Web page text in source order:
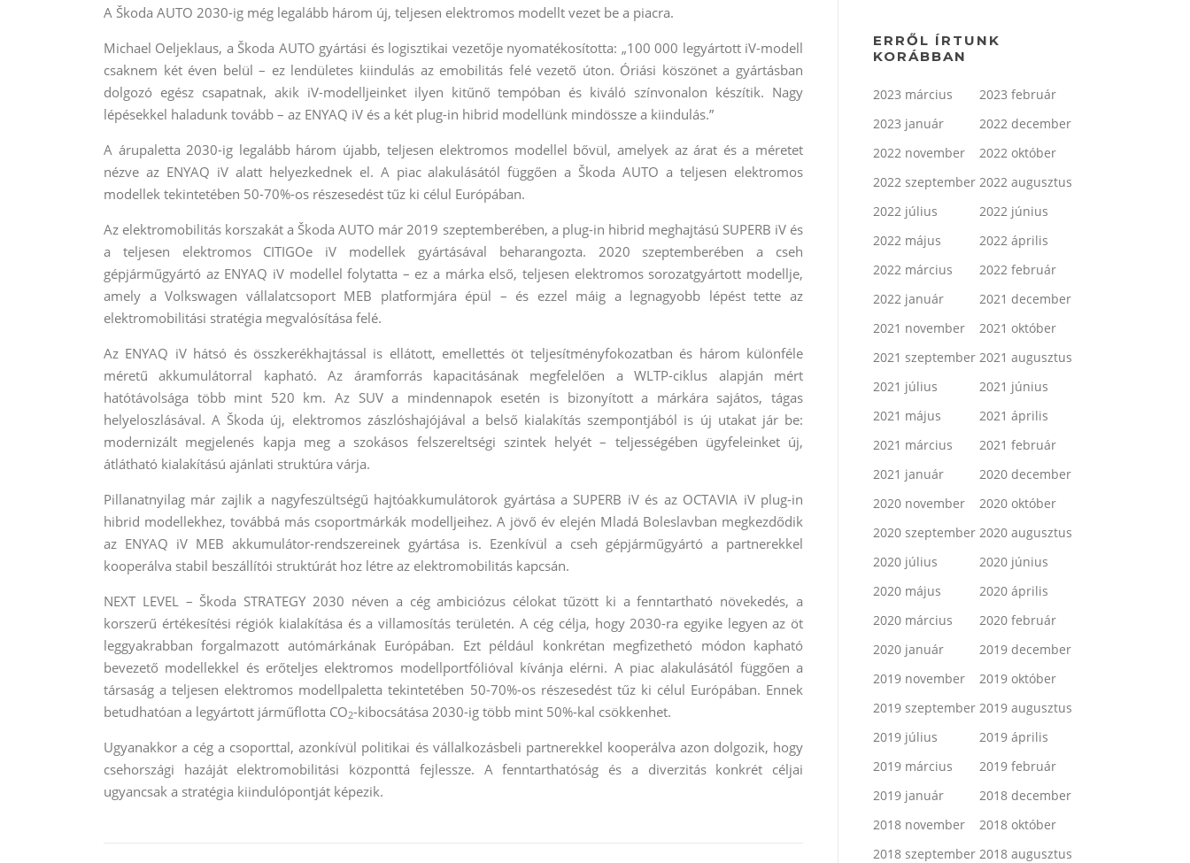
A Škoda AUTO 2030-ig még legalább három új, teljesen elektromos modellt vezet be a piacra.
Michael Oeljeklaus, a Škoda AUTO gyártási és logisztikai vezetője nyomatékosította: „100 000 legyártott iV-modell
csaknem két éven belül – ez lendületes kiindulás az emobilitás felé vezető úton. Óriási köszönet a gyártásban
dolgozó egész csapatnak, akik iV-modelljeinket ilyen kitűnő tempóban és kiváló színvonalon készítik. Nagy
lépésekkel haladunk tovább – az ENYAQ iV és a két plug-in hibrid modellünk mindössze a kiindulás.”
A árupaletta 2030-ig legalább három újabb, teljesen elektromos modellel bővül, amelyek az árat és a méretet
nézve az ENYAQ iV alatt helyezkednek el. A piac alakulásától függően a Škoda AUTO a teljesen elektromos
modellek tekintetében 50-70%-os részesedést tűz ki célul Európában.
Az elektromobilitás korszakát a Škoda AUTO már 2019 szeptemberében, a plug-in hibrid meghajtású SUPERB iV és
a teljesen elektromos CITIGOe iV modellek gyártásával beharangozta. 2020 szeptemberében a cseh
gépjárműgyártó az ENYAQ iV modellel folytatta – ez a márka első, teljesen elektromos sorozatgyártott modellje,
amely a Volkswagen vállalatcsoport MEB platformjára épül – és ezzel máig a legnagyobb lépést tette az
elektromobilitási stratégia megvalósítása felé.
Az ENYAQ iV hátsó és összkerékhajtással is ellátott, emellettés öt teljesítményfokozatban és három különféle
méretű akkumulátorral kapható. Az áramforrás kapacitásának megfelelően a WLTP-ciklus alapján mért
hatótávolsága több mint 520 km. Az SUV a mindennapok esetén is bizonyított a márkára sajátos, tágas
helyeloszlásával. A Škoda új, elektromos zászlóshajójával a belső kialakítás szempontjából is új utakat jár be:
modernizált megjelenés kapja meg a szokásos felszereltségi szintek helyét – teljességében ügyfeleinket új,
átlátható kialakítású ajánlati struktúra várja.
Pillanatnyilag már zajlik a nagyfeszültségű hajtóakkumulátorok gyártása a SUPERB iV és az OCTAVIA iV plug-in
hibrid modellekhez, továbbá más csoportmárkák modelljeihez. A jövő év elején Mladá Boleslavban megkezdődik
az ENYAQ iV MEB akkumulátor-rendszereinek gyártása is. Ezenkívül a cseh gépjárműgyártó a partnerekkel
kooperálva stabil beszállítói struktúrát hoz létre az elektromobilitás kapcsán.
NEXT LEVEL – Škoda STRATEGY 2030 néven a cég ambiciózus célokat tűzött ki a fenntartható növekedés, a
korszerű értékesítési régiók kialakítása és a villamosítás területén. A cég célja, hogy 2030-ra egyike legyen az öt
leggyakrabban forgalmazott autómárkának Európában. Ezt például konkrétan megfizethetó módon kapható
bevezető modellekkel és erőteljes elektromos modellportfólióval kívánja elérni. A piac alakulásától függően a
társaság a teljesen elektromos modellpaletta tekintetében 50-70%-os részesedést tűz ki célul Európában. Ennek
betudhatóan a legyártott járműflotta CO2-kibocsátása 2030-ig több mint 50%-kal csökkenhet.
Ugyanakkor a cég a csoporttal, azonkívül politikai és vállalkozásbeli partnerekkel kooperálva azon dolgozik, hogy
csehországi hazáját elektromobilitási központtá fejlessze. A fenntarthatóság és a diverzitás konkrét céljai
ugyancsak a stratégia kiindulópontját képezik.
ERRŐL ÍRTUNK
KORÁBBAN
2023 március
2023 február
2023 január
2022 december
2022 november
2022 október
2022 szeptember 2022 augusztus
2022 július
2022 június
2022 május
2022 április
2022 március
2022 február
2022 január
2021 december
2021 november
2021 október
2021 szeptember 2021 augusztus
2021 július
2021 június
2021 május
2021 április
2021 március
2021 február
2021 január
2020 december
2020 november
2020 október
2020 szeptember 2020 augusztus
2020 július
2020 június
2020 május
2020 április
2020 március
2020 február
2020 január
2019 december
2019 november
2019 október
2019 szeptember 2019 augusztus
2019 július
2019 április
2019 március
2019 február
2019 január
2018 december
2018 november
2018 október
2018 szeptember 2018 augusztus